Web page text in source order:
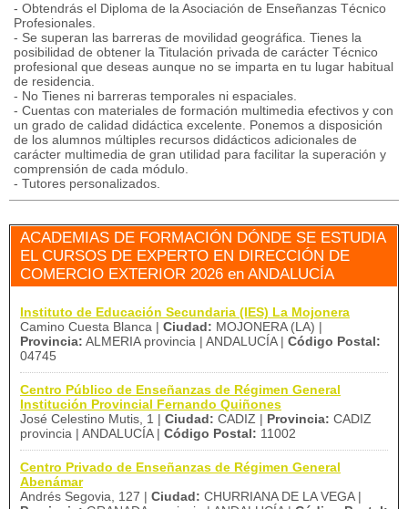
- Obtendrás el Diploma de la Asociación de Enseñanzas Técnico
Profesionales.
- Se superan las barreras de movilidad geográfica. Tienes la
posibilidad de obtener la Titulación privada de carácter Técnico
profesional que deseas aunque no se imparta en tu lugar habitual
de residencia.
- No Tienes ni barreras temporales ni espaciales.
- Cuentas con materiales de formación multimedia efectivos y con
un grado de calidad didáctica excelente. Ponemos a disposición
de los alumnos múltiples recursos didácticos adicionales de
carácter multimedia de gran utilidad para facilitar la superación y
comprensión de cada módulo.
- Tutores personalizados.
ACADEMIAS DE FORMACIÓN DÓNDE SE ESTUDIA
EL CURSOS DE EXPERTO EN DIRECCIÓN DE
COMERCIO EXTERIOR 2026 en ANDALUCÍA
Instituto de Educación Secundaria (IES) La Mojonera
Camino Cuesta Blanca | Ciudad: MOJONERA (LA) |
Provincia: ALMERIA provincia | ANDALUCÍA | Código Postal:
04745
Centro Público de Enseñanzas de Régimen General
Institución Provincial Fernando Quiñones
José Celestino Mutis, 1 | Ciudad: CADIZ | Provincia: CADIZ
provincia | ANDALUCÍA | Código Postal: 11002
Centro Privado de Enseñanzas de Régimen General
Abenámar
Andrés Segovia, 127 | Ciudad: CHURRIANA DE LA VEGA |